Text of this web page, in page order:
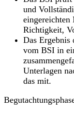
und
eingereichten
Richtigkeit,
Das Ergebnis
vom BSI in
Unterlagen
das mit.